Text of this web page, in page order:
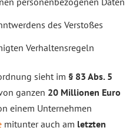
des Verstoßes
Verhaltensregeln
sieht im § 83 Abs. 5
ganzen 20 Millionen Euro
einem Unternehmen
mitunter auch am letzten